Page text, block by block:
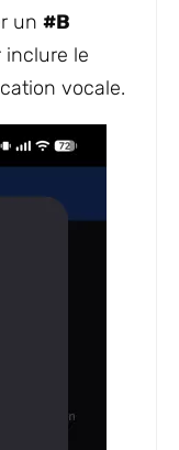
un #B
inclure le
vocale.